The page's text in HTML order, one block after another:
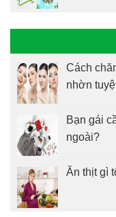
Cách
nhờn
Bạn gái
ngoài?
Ăn thịt gì